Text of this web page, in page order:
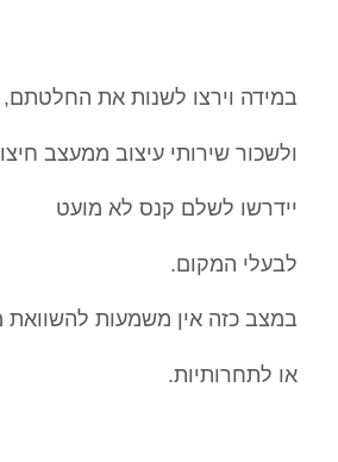
במידה וירצו לשנות את החלטתם,
ולשכור שירותי עיצוב ממעצב
יידרשו לשלם קנס לא מועט
לבעלי המקום.
במצב כזה אין משמעות להשוואת
או לתחרותיות.